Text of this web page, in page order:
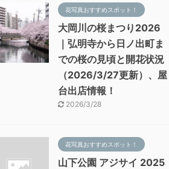
花写真おすすめスポット！
大岡川の桜まつり2026
｜弘明寺から日ノ出町ま
での桜の見頃と開花状況
（2026/3/27更新）、屋
台出店情報！
2026/3/28
花写真おすすめスポット！
山下公園 アジサイ 2025